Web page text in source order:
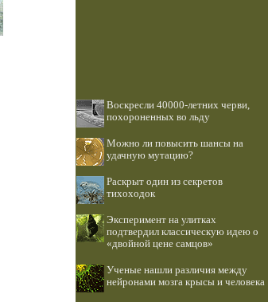
Воскресли 40000-летних черви,
похороненных во льду
Можно ли повысить шансы на
удачную мутацию?
Раскрыт один из секретов
тихоходок
Эксперимент на улитках
подтвердил классическую идею о
«двойной цене самцов»
Ученые нашли различия между
нейронами мозга крысы и человека